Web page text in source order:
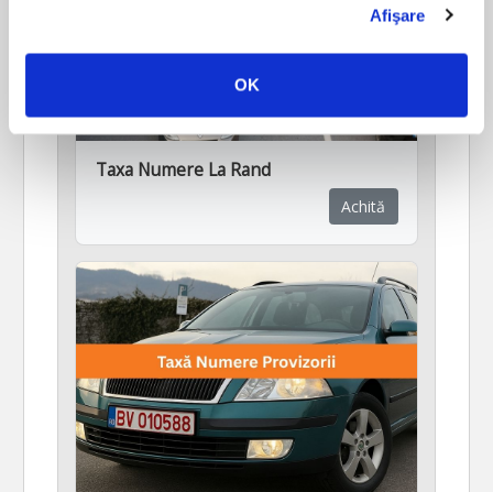
Afişare
OK
Taxa Numere La Rand
Achită